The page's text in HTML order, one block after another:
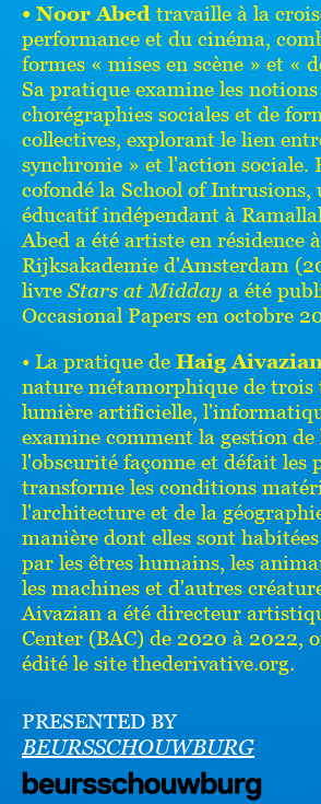
• Noor Abed travaille à la
performance et du cinéma,
formes « mises en scène » et «
Sa pratique examine les notions
chorégraphies sociales et de
collectives, explorant le lien
synchronie » et l'action sociale.
cofondé la School of Intrusions,
éducatif indépendant à
Abed a été artiste en résidence
Rijksakademie d'Amsterdam
livre Stars at Midday a été
Occasional Papers en octobre
• La pratique de Haig Aivazian
nature métamorphique de trois
lumière artificielle,
examine comment la gestion
l'obscurité façonne et défait les
transforme les conditions
l'architecture et de la
manière dont elles sont
par les êtres humains, les
les machines et d'autres
Aivazian a été directeur
Center (BAC) de 2020 à 2022,
édité le site thederivative.org.
PRESENTED BY
BEURSSCHOUWBURG